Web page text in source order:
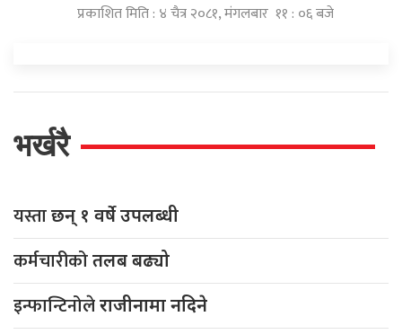
प्रकाशित मिति : ४ चैत्र २०८१, मंगलबार ११ : ०६ बजे
भर्खरै
यस्ताछन् १ वर्षे उपलब्धी
कर्मचारीकोतलब बढ्यो
इन्फान्टिनोलेराजीनामा नदिने